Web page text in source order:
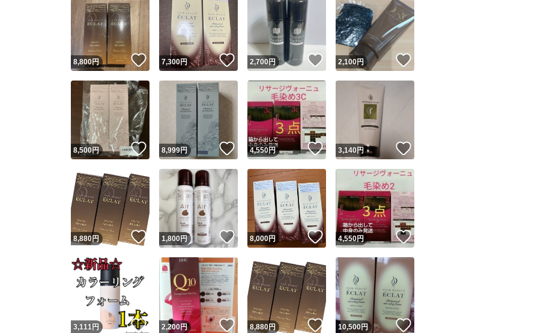
安心発送 このユーザーは設定した発送日数内に発送しています
8,800円 いいね！
7,300円 いいね！
2,700円 いいね！
2,100円
8,500円 いいね！
8,999円 いいね！
4,550円 いいね！
3,140円
8,880円 いいね！
1,800円 いいね！
8,000円 いいね！
4,550円 いいね！
3,111円 いいね！
2,200円 いいね！
8,880円 いいね！
10,500円 いいね！